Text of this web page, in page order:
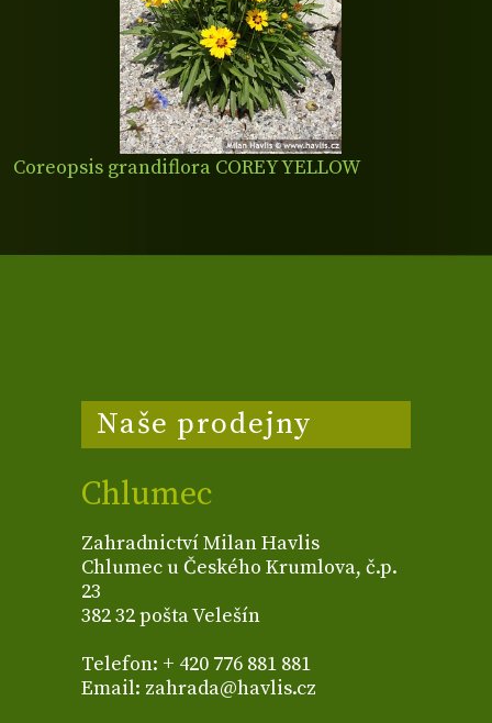
Coreopsis grandiflora COREY YELLOW
Naše prodejny
Chlumec
Zahradnictví Milan Havlis
Chlumec u Českého Krumlova, č.p.
23
382 32 pošta Velešín
Telefon: + 420 776 881 881
Email: zahrada@havlis.cz